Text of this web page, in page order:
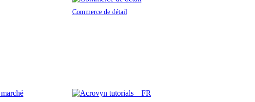
Commerce de détail